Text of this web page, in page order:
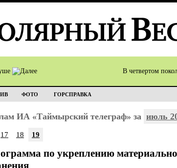
В четвертом
ФОТО ГОРСПРАВКА
ИА «Таймырский телеграф» за июль
17 18 19
по укреплению